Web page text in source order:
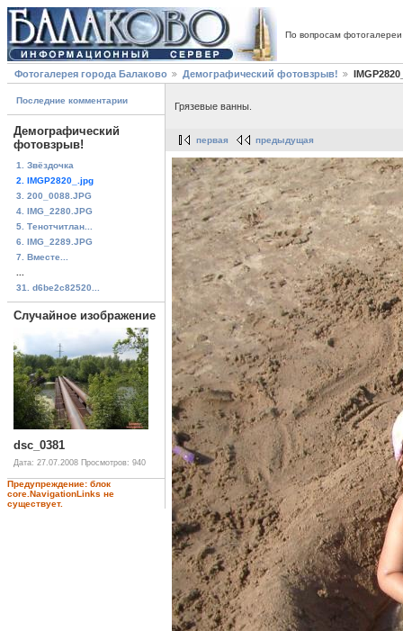
По вопросам
Фотогалерея города Балаково Демографический фотовзрыв!
Последние комментарии
Демографический
фотовзрыв!
1. Звёздочка
2. IMGP2820_.jpg
3. 200_0088.JPG
4. IMG_2280.JPG
5. Тенотчитлан...
6. IMG_2289.JPG
7. Вместе...
31. d6be2c82520...
Случайное изображение
dsc_0381
Дата: 27.07.2008 Просмотров: 940
Предупреждение: блок
core.NavigationLinks не
существует.
Грязевые ванны.
первая предыдущая